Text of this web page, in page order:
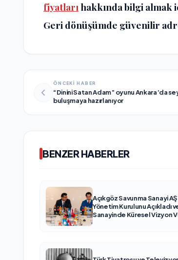
fiyatlarıhakkında bilgi almak
Geri dönüşümde güvenilir
ÖNCEKİ HABER
“Dinini Satan Adam” oyunu Ankara’da
buluşmaya hazırlanıyor
BENZER HABERLER
Açıkgöz Savunma Sanayi AŞ
Yönetim Kurulunu Açıkladı
Sanayinde Küresel Vizyon